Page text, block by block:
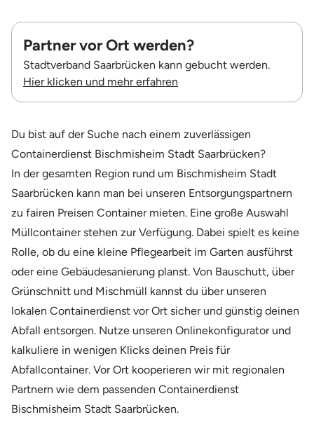
Partner vor Ort werden?
Stadtverband Saarbrücken kann gebucht werden.
Hier klicken und mehr erfahren
Du bist auf der Suche nach einem zuverlässigen
Containerdienst Bischmisheim Stadt Saarbrücken?
In der gesamten Region rund um Bischmisheim Stadt
Saarbrücken kann man bei unseren Entsorgungspartnern
zu fairen Preisen Container mieten. Eine große Auswahl
Müllcontainer stehen zur Verfügung. Dabei spielt es keine
Rolle, ob du eine kleine Pflegearbeit im Garten ausführst
oder eine Gebäudesanierung planst. Von Bauschutt, über
Grünschnitt und Mischmüll kannst du über unseren
lokalen Containerdienst vor Ort sicher und günstig deinen
Abfall entsorgen. Nutze unseren Onlinekonfigurator und
kalkuliere in wenigen Klicks deinen Preis für
Abfallcontainer. Vor Ort kooperieren wir mit regionalen
Partnern wie dem passenden Containerdienst
Bischmisheim Stadt Saarbrücken.